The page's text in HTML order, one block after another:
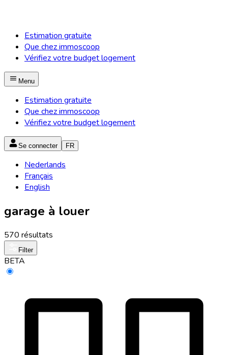
Estimation gratuite
Que chez immoscoop
Vérifiez votre budget logement
Menu
Estimation gratuite
Que chez immoscoop
Vérifiez votre budget logement
Se connecter FR
Nederlands
Français
English
garage à louer
570 résultats
Filter
BETA